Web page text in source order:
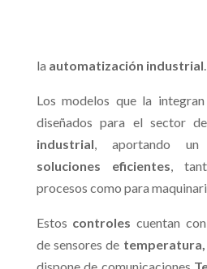
la automatización industrial.
Los modelos que la
diseñados para el sector
industrial, aportando
soluciones eficientes,
procesos como para
Estos controles cuentan
de sensores de